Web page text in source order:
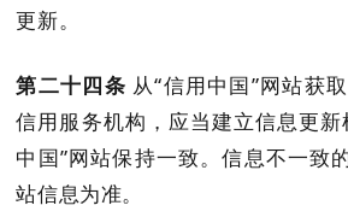
更新。
第二十四条 从“信用中国”网站获
信用服务机构 ，应当建立信息更新
中国”网站保持一致。信息不一致
站信息为准。